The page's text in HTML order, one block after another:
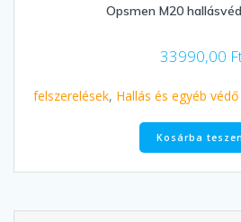
Opsmen M20
33990,00
felszerelések, Hallás és egyéb
Kosárba